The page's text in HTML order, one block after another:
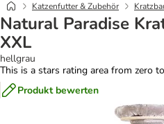
Katzenfutter & Zubehör
Natural Paradise
XXL
hellgrau
This is a stars rating area from zero
Produkt bewerten